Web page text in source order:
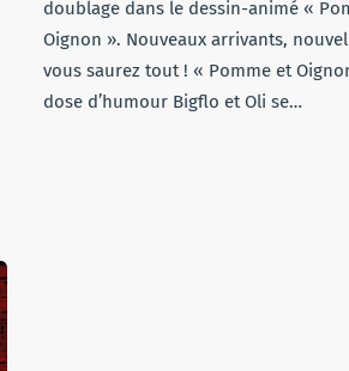
doublage dans le dessin-animé «
Oignon ». Nouveaux arrivants,
vous saurez tout ! « Pomme et
dose d’humour Bigflo et Oli se…